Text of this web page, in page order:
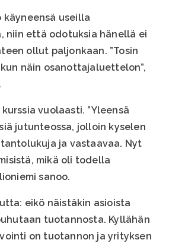
käyneensä useilla
niin että odotuksia hänellä ei
ollut paljonkaan. ”Tosin
näin osanottajaluettelon”,
vuolaasti. ”Yleensä
jutunteossa, jolloin kyselen
ja vastaavaa. Nyt
mikä oli todella
sanoo.
eikö näistäkin asioista
tuotannosta. Kyllähän
on tuotannon ja yrityksen